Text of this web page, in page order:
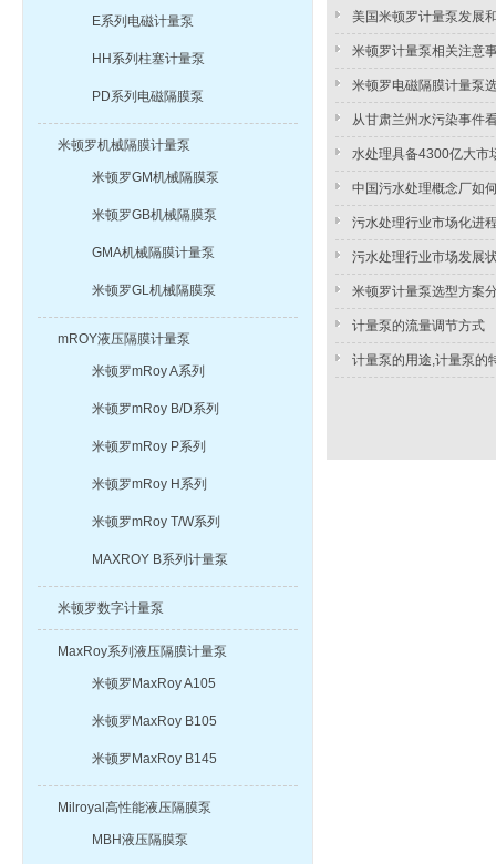
E系列电磁计量泵
HH系列柱塞计量泵
PD系列电磁隔膜泵
米顿罗机械隔膜计量泵
米顿罗GM机械隔膜泵
米顿罗GB机械隔膜泵
GMA机械隔膜计量泵
米顿罗GL机械隔膜泵
mROY液压隔膜计量泵
米顿罗mRoy A系列
米顿罗mRoy B/D系列
米顿罗mRoy P系列
米顿罗mRoy H系列
米顿罗mRoy T/W系列
MAXROY B系列计量泵
米顿罗数字计量泵
MaxRoy系列液压隔膜计量泵
米顿罗MaxRoy A105
米顿罗MaxRoy B105
米顿罗MaxRoy B145
Milroyal高性能液压隔膜泵
MBH液压隔膜泵
美国米顿罗计量泵发展
米顿罗计量泵相关注意
米顿罗电磁隔膜计量泵
从甘肃兰州水污染事件
水处理具备4300亿大市
中国污水处理概念厂如
污水处理行业市场化进
污水处理行业市场发展
米顿罗计量泵选型方案
计量泵的流量调节方式
计量泵的用途,计量泵的